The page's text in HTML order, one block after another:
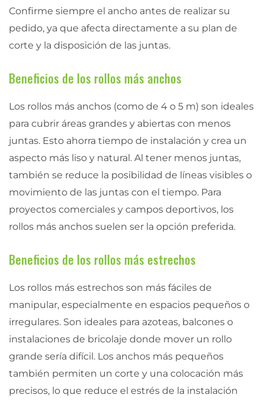
Confirme siempre el ancho antes de realizar su
pedido, ya que afecta directamente a su plan de
corte y la disposición de las juntas.
Beneficios de los rollos más anchos
Los rollos más anchos (como de 4 o 5 m) son ideales
para cubrir áreas grandes y abiertas con menos
juntas. Esto ahorra tiempo de instalación y crea un
aspecto más liso y natural. Al tener menos juntas,
también se reduce la posibilidad de líneas visibles o
movimiento de las juntas con el tiempo. Para
proyectos comerciales y campos deportivos, los
rollos más anchos suelen ser la opción preferida.
Beneficios de los rollos más estrechos
Los rollos más estrechos son más fáciles de
manipular, especialmente en espacios pequeños o
irregulares. Son ideales para azoteas, balcones o
instalaciones de bricolaje donde mover un rollo
grande sería difícil. Los anchos más pequeños
también permiten un corte y una colocación más
precisos, lo que reduce el estrés de la instalación